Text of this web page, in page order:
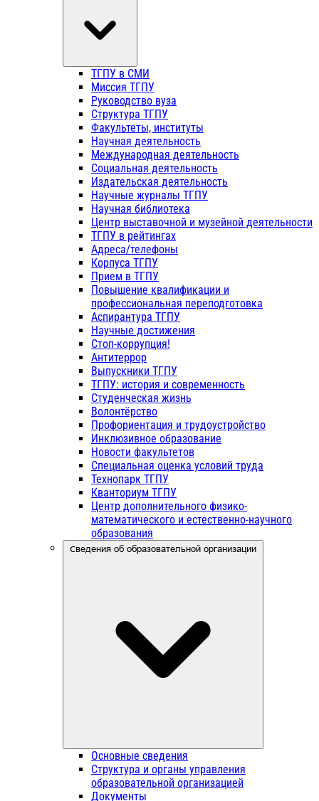
ТГПУ в СМИ
Миссия ТГПУ
Руководство вуза
Структура ТГПУ
Факультеты, институты
Научная деятельность
Международная деятельность
Социальная деятельность
Издательская деятельность
Научные журналы ТГПУ
Научная библиотека
Центр выставочной и музейной деятельности
ТГПУ в рейтингах
Адреса/телефоны
Корпуса ТГПУ
Прием в ТГПУ
Повышение квалификации и
профессиональная переподготовка
Аспирантура ТГПУ
Научные достижения
Стоп-коррупция!
Антитеррор
Выпускники ТГПУ
ТГПУ: история и современность
Студенческая жизнь
Волонтёрство
Профориентация и трудоустройство
Инклюзивное образование
Новости факультетов
Специальная оценка условий труда
Технопарк ТГПУ
Кванториум ТГПУ
Центр дополнительного физико-
математического и естественно-научного
образования
Сведения об образовательной организации
Основные сведения
Структура и органы управления
образовательной организацией
Документы